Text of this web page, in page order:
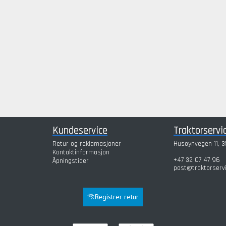
Kundeservice
Retur og reklamasjoner
Kontaktinformasjon
Åpningstider
Husøynvegen 11,
+47 32 07 47 96
Registrer retur